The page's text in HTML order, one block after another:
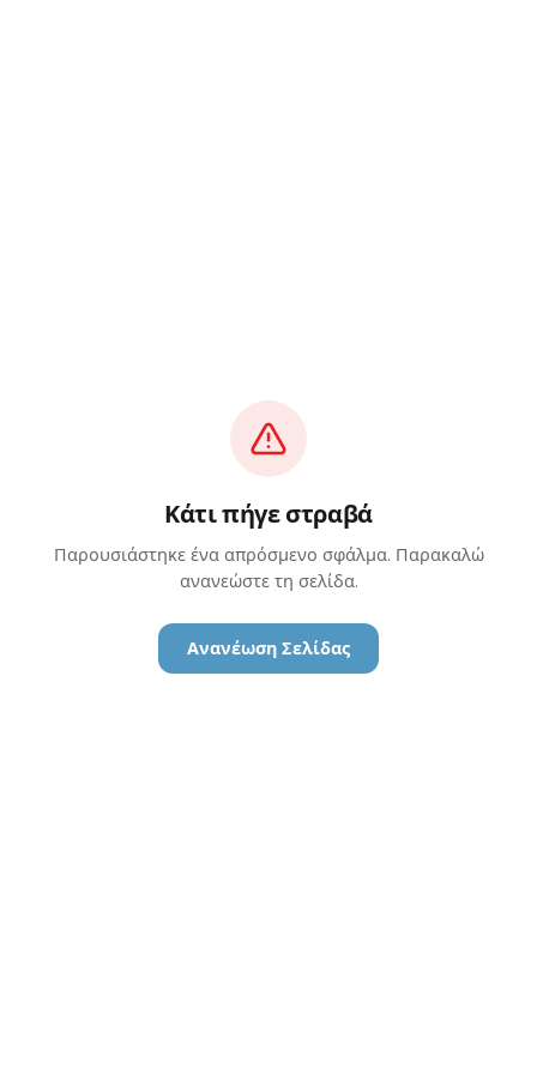
Κάτι πήγε στραβά
Παρουσιάστηκε ένα απρόσμενο σφάλμα. Παρακαλώ
ανανεώστε τη σελίδα.
Ανανέωση Σελίδας